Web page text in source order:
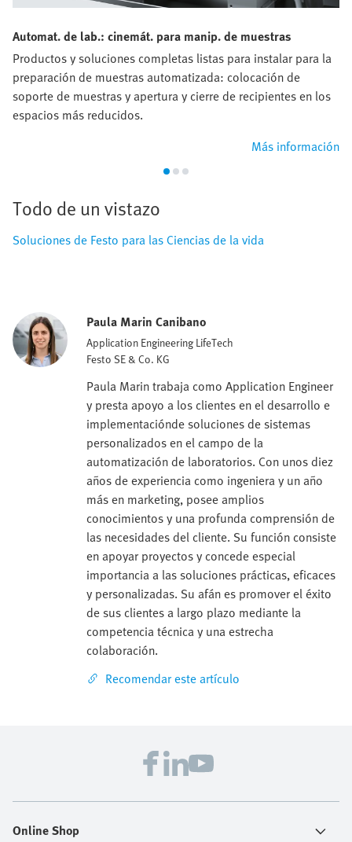
Automat. de lab.: cinemát. para manip. de muestras
Productos y soluciones completas listas para instalar para la
preparación de muestras automatizada: colocación de
soporte de muestras y apertura y cierre de recipientes en los
espacios más reducidos.
Más información
Todo de un vistazo
Soluciones de Festo para las Ciencias de la vida
Paula Marin Canibano
Application Engineering LifeTech
Festo SE & Co. KG
Paula Marin trabaja como Application Engineer
y presta apoyo a los clientes en el desarrollo e
implementaciónde soluciones de sistemas
personalizados en el campo de la
automatización de laboratorios. Con unos diez
años de experiencia como ingeniera y un año
más en marketing, posee amplios
conocimientos y una profunda comprensión de
las necesidades del cliente. Su función consiste
en apoyar proyectos y concede especial
importancia a las soluciones prácticas, eficaces
y personalizadas. Su afán es promover el éxito
de sus clientes a largo plazo mediante la
competencia técnica y una estrecha
colaboración.
Recomendar este artículo
Online Shop